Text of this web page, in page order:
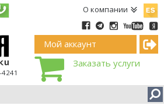
О компании
Мой аккаунт
Заказать услуги